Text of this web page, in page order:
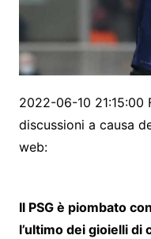
2022-06-10 21:15:00
discussioni a causa
web:
Il PSG è piombato
l’ultimo dei gioielli di